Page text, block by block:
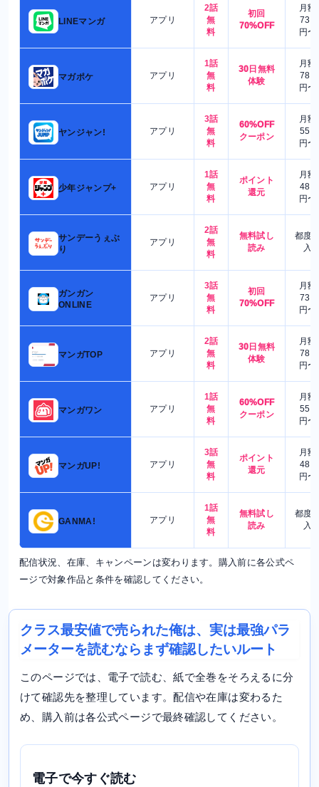
LINEマンガ アプリ
2話
無
料
初回
70%OFF
月額
730
円〜
マガポケ アプリ
1話
無
料
30日無料
体験
月額
780
円〜
ヤンジャン! アプリ
3話
無
料
60%OFF
クーポン
月額
550
円〜
少年ジャンプ+ アプリ
1話
無
料
ポイント
還元
月額
480
円〜
サンデーうぇぶ
り
アプリ
2話
無
料
無料試し
読み
都度
入
ガンガン
ONLINE
アプリ
3話
無
料
初回
70%OFF
月額
730
円〜
マンガTOP アプリ
2話
無
料
30日無料
体験
月額
780
円〜
マンガワン アプリ
1話
無
料
60%OFF
クーポン
月額
550
円〜
マンガUP! アプリ
3話
無
料
ポイント
還元
月額
480
円〜
GANMA! アプリ
1話
無
料
無料試し
読み
都度
入
配信状況、在庫、キャンペーンは変わります。購入前に各公式ペ
ージで対象作品と条件を確認してください。
クラス最安値で売られた俺は、実は最強パラ
メーターを読むならまず確認したいルート
このページでは、電子で読む、紙で全巻をそろえるに分
けて確認先を整理しています。配信や在庫は変わるた
め、購入前は各公式ページで最終確認してください。
電子で今すぐ読む